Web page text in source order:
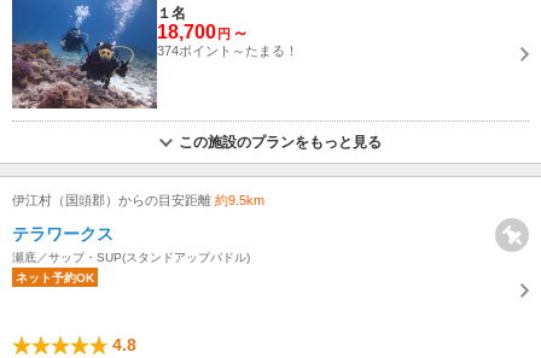
１名
18,700 円 ～
374ポイント～たまる！
この施設のプランをもっと見る
伊江村（国頭郡）からの目安距離 約9.5km
テラワークス
瀬底／サップ・SUP(スタンドアップパドル)
ネット予約OK
4.8